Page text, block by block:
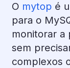
O mytop é
para o
monitorar a
sem
complexos